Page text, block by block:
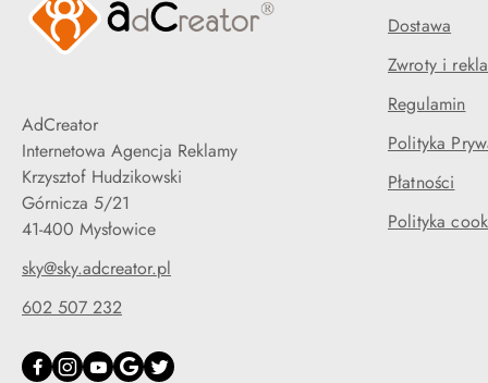
AdCreator
Internetowa Agencja Reklamy
Krzysztof Hudzikowski
Górnicza 5/21
41-400 Mysłowice
sky@sky.adcreator.pl
602 507 232
Dostawa
Zwroty i
Regulamin
Polityka
Płatności
Polityka